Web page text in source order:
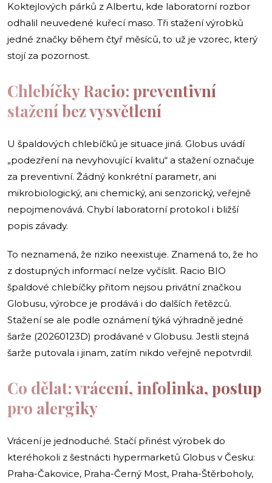
Koktejlových párků z Albertu, kde laboratorní rozbor
odhalil neuvedené kuřecí maso. Tři stažení výrobků
jedné značky během čtyř měsíců, to už je vzorec, který
stojí za pozornost.
Chlebíčky Racio: preventivní
stažení bez vysvětlení
U špaldových chlebíčků je situace jiná. Globus uvádí
„podezření na nevyhovující kvalitu“ a stažení označuje
za preventivní. Žádný konkrétní parametr, ani
mikrobiologický, ani chemický, ani senzorický, veřejně
nepojmenovává. Chybí laboratorní protokol i bližší
popis závady.
To neznamená, že riziko neexistuje. Znamená to, že ho
z dostupných informací nelze vyčíslit. Racio BIO
špaldové chlebíčky přitom nejsou privátní značkou
Globusu, výrobce je prodává i do dalších řetězců.
Stažení se ale podle oznámení týká výhradně jedné
šarže (20260123D) prodávané v Globusu. Jestli stejná
šarže putovala i jinam, zatím nikdo veřejně nepotvrdil.
Co dělat: vrácení, infolinka, postup
pro alergiky
Vrácení je jednoduché. Stačí přinést výrobek do
kteréhokoli z šestnácti hypermarketů Globus v Česku:
Praha-Čakovice, Praha-Černý Most, Praha-Štěrboholy,